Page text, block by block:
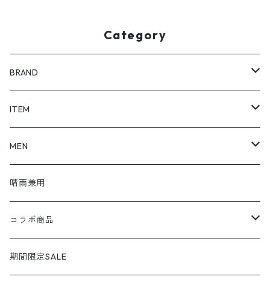
Category
BRAND
SHOEL / シュール
shoel mine / シュールマイン
shoel SPORT / シュールスポーツ
shoel men / シュールメンズ
KIZARINA / キザリナ
ITEM
pumps / パンプス
loafers / ローファー
lace up / レースアップ
strap shoes / ストラップシューズ
MEN
シューズ
晴雨兼用
コラボ商品
広島東洋カープコラボ
期間限定SALE